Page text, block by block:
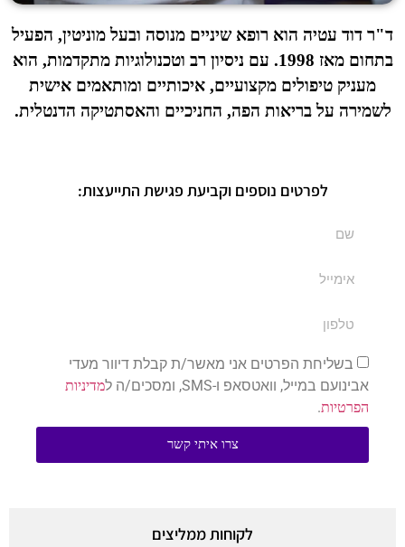
ד"ר דוד עטיה הוא רופא שיניים מנוסה ובעל מוניטין, הפעיל
בתחום מאז 1998. עם ניסיון רב וטכנולוגיות מתקדמות, הוא
מעניק טיפולים מקצועיים, איכותיים ומותאמים אישית
לשמירה על בריאות הפה, החניכיים והאסתטיקה הדנטלית.
לפרטים נוספים וקביעת פגישת התייעצות:
בשליחת הפרטים אני מאשר/ת קבלת דיוור מעדי
אבינועם במייל, וואטסאפ ו-SMS, ומסכים/ה ל
מדיניות
הפרטיות.
צרו איתי קשר
לקוחות ממליצים